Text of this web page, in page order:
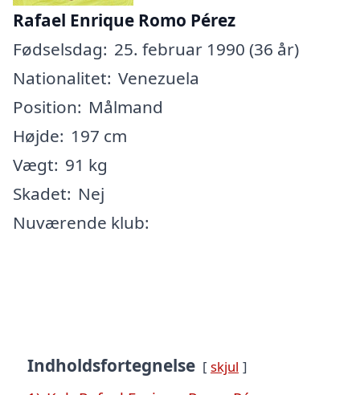
Rafael Enrique Romo Pérez
Fødselsdag: 25. februar 1990 (36 år)
Nationalitet: Venezuela
Position: Målmand
Højde: 197 cm
Vægt: 91 kg
Skadet: Nej
Nuværende klub:
Indholdsfortegnelse skjul